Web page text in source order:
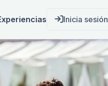
Inicia sesión